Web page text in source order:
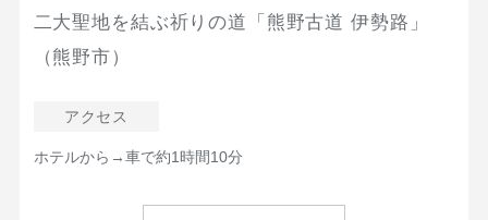
二大聖地を結ぶ祈りの道「熊野古道 伊勢路」
（熊野市）
アクセス
ホテルから→車で約1時間10分